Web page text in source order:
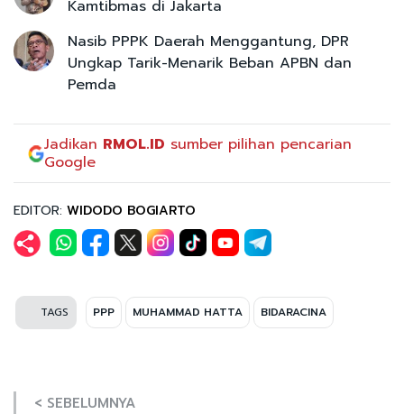
Kamtibmas di Jakarta
Nasib PPPK Daerah Menggantung, DPR
Ungkap Tarik-Menarik Beban APBN dan
Pemda
Jadikan RMOL.ID sumber pilihan pencarian
Google
EDITOR: WIDODO BOGIARTO
TAGS PPP MUHAMMAD HATTA BIDARACINA
< SEBELUMNYA